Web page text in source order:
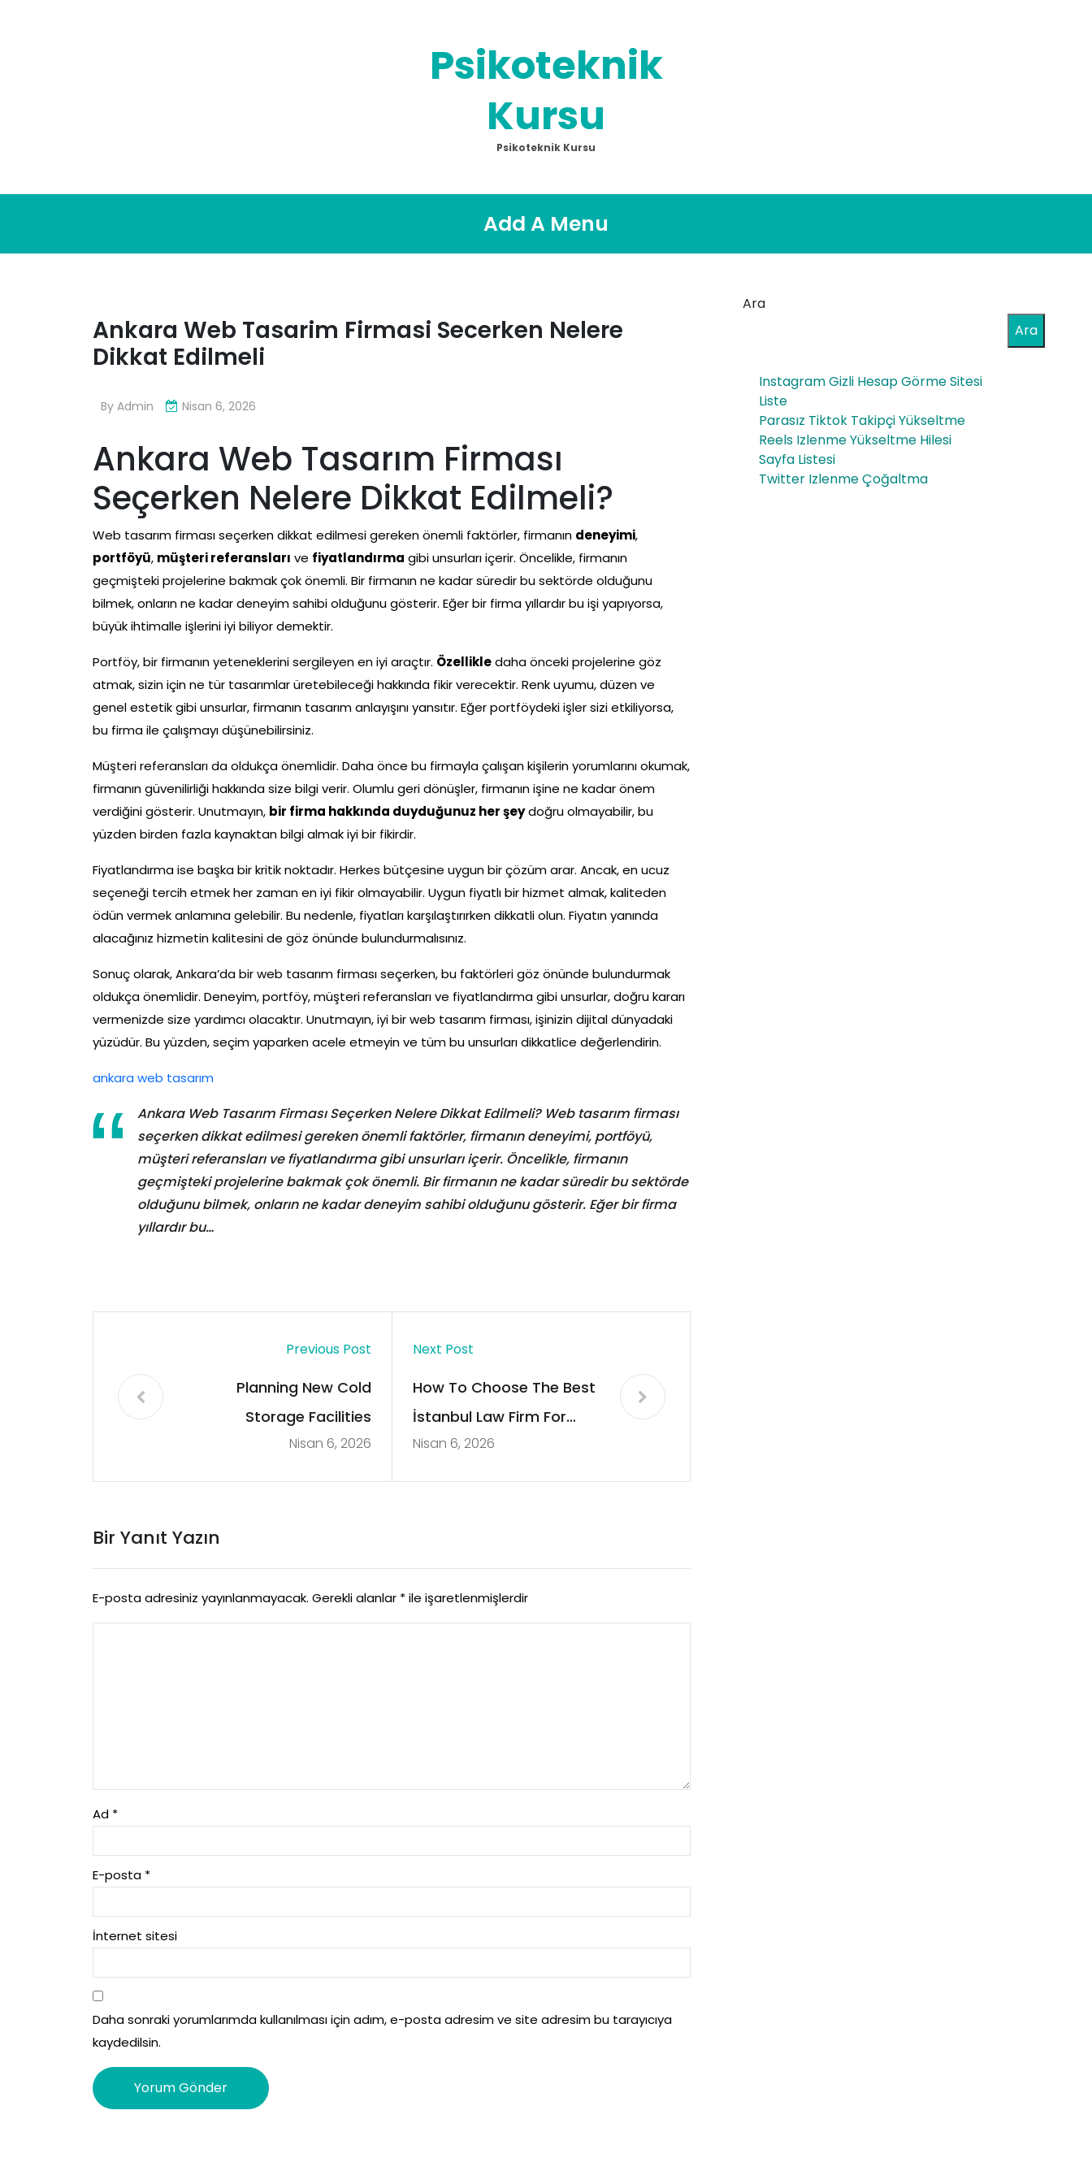
Psikoteknik
Kursu
Psikoteknik Kursu
Add A Menu
Ankara Web Tasarim Firmasi Secerken Nelere
Dikkat Edilmeli
By Admin Nisan 6, 2026
Ankara Web Tasarım Firması
Seçerken Nelere Dikkat Edilmeli?
Web tasarım firması seçerken dikkat edilmesi gereken önemli faktörler, firmanın deneyimi,
portföyü, müşteri referansları ve fiyatlandırma gibi unsurları içerir. Öncelikle, firmanın
geçmişteki projelerine bakmak çok önemli. Bir firmanın ne kadar süredir bu sektörde olduğunu
bilmek, onların ne kadar deneyim sahibi olduğunu gösterir. Eğer bir firma yıllardır bu işi yapıyorsa,
büyük ihtimalle işlerini iyi biliyor demektir.
Portföy, bir firmanın yeteneklerini sergileyen en iyi araçtır. Özellikledaha önceki projelerine göz
atmak, sizin için ne tür tasarımlar üretebileceği hakkında fikir verecektir. Renk uyumu, düzen ve
genel estetik gibi unsurlar, firmanın tasarım anlayışını yansıtır. Eğer portföydeki işler sizi etkiliyorsa,
bu firma ile çalışmayı düşünebilirsiniz.
Müşteri referansları da oldukça önemlidir. Daha önce bu firmayla çalışan kişilerin yorumlarını okumak,
firmanın güvenilirliği hakkında size bilgi verir. Olumlu geri dönüşler, firmanın işine ne kadar önem
verdiğini gösterir. Unutmayın, bir firma hakkında duyduğunuz her şeydoğru olmayabilir, bu
yüzden birden fazla kaynaktan bilgi almak iyi bir fikirdir.
Fiyatlandırma ise başka bir kritik noktadır. Herkes bütçesine uygun bir çözüm arar. Ancak, en ucuz
seçeneği tercih etmek her zaman en iyi fikir olmayabilir. Uygun fiyatlı bir hizmet almak, kaliteden
ödün vermek anlamına gelebilir. Bu nedenle, fiyatları karşılaştırırken dikkatli olun. Fiyatın yanında
alacağınız hizmetin kalitesini de göz önünde bulundurmalısınız.
Sonuç olarak, Ankara’da bir web tasarım firması seçerken, bu faktörleri göz önünde bulundurmak
oldukça önemlidir. Deneyim, portföy, müşteri referansları ve fiyatlandırma gibi unsurlar, doğru kararı
vermenizde size yardımcı olacaktır. Unutmayın, iyi bir web tasarım firması, işinizin dijital dünyadaki
yüzüdür. Bu yüzden, seçim yaparken acele etmeyin ve tüm bu unsurları dikkatlice değerlendirin.
ankara web tasarım
Ankara Web Tasarım Firması Seçerken Nelere Dikkat Edilmeli? Web tasarım firması
seçerken dikkat edilmesi gereken önemli faktörler, firmanın deneyimi, portföyü,
müşteri referansları ve fiyatlandırma gibi unsurları içerir. Öncelikle, firmanın
geçmişteki projelerine bakmak çok önemli. Bir firmanın ne kadar süredir bu sektörde
olduğunu bilmek, onların ne kadar deneyim sahibi olduğunu gösterir. Eğer bir firma
yıllardır bu…
Previous Post
Planning New Cold
Storage Facilities
Nisan 6, 2026
Next Post
How To Choose The Best
İstanbul Law Firm For
Foreign İnvestors
Nisan 6, 2026
Bir Yanıt Yazın
E-posta adresiniz yayınlanmayacak. Gerekli alanlar *ile işaretlenmişlerdir
Ad *
E-posta *
İnternet sitesi
Daha sonraki yorumlarımda kullanılması için adım, e-posta adresim ve site adresim bu tarayıcıya
kaydedilsin.
Ara
Ara
Instagram Gizli Hesap Görme Sitesi
Liste
Parasız Tiktok Takipçi Yükseltme
Reels Izlenme Yükseltme Hilesi
Sayfa Listesi
Twitter Izlenme Çoğaltma